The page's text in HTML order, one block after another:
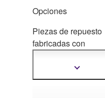
Opciones
Piezas de repuesto
fabricadascon
Mostrar